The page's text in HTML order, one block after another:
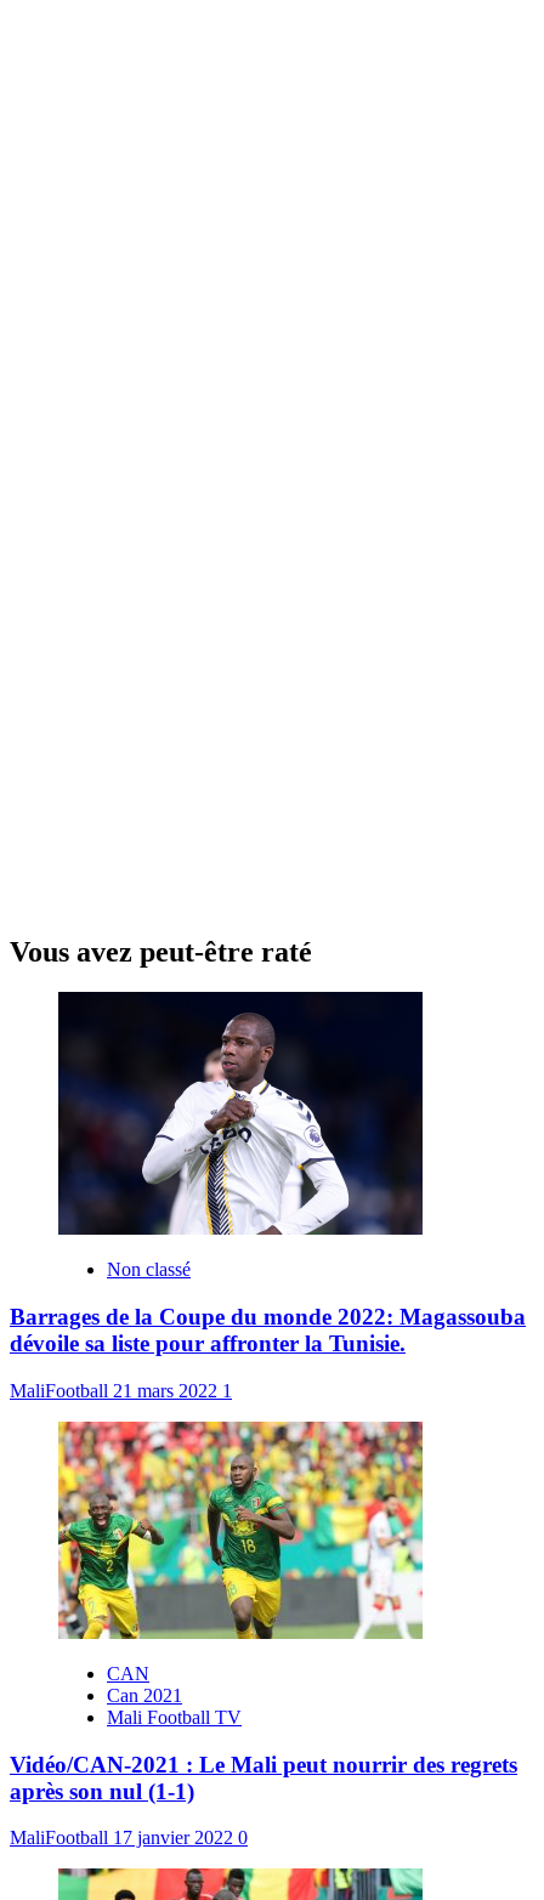
Vous avez peut-être raté
Non classé
Barrages de la Coupe du monde 2022: Magassouba
dévoile sa liste pour affronter la Tunisie.
MaliFootball 21 mars 2022 1
CAN
Can 2021
Mali Football TV
Vidéo/CAN-2021 : Le Mali peut nourrir des regrets
après son nul (1-1)
MaliFootball 17 janvier 2022 0